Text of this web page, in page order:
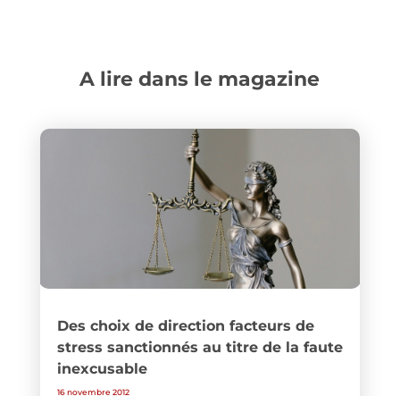
A lire dans le magazine
Des choix de direction facteurs de
stress sanctionnés au titre de la faute
inexcusable
16 novembre 2012